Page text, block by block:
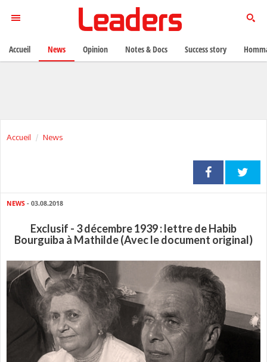
Accueil News
NEWS - 03.08.2018
Exclusif - 3 décembre 1939 : lettre de Habib
Bourguiba à Mathilde (Avec le document original)
Accueil News Opinion Notes & Docs Success story